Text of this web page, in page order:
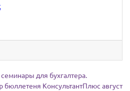
для бухгалтера.
КонсультантПлюс август